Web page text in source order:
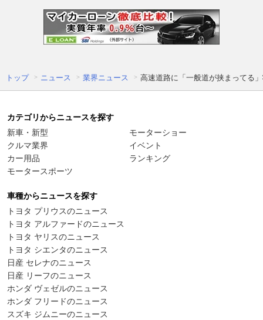
トップ ニュース 業界ニュース 高速道路に「一般道が挟まってる
カテゴリからニュースを探す
新車・新型
クルマ業界
カー用品
モータースポーツ
モーターショー
イベント
ランキング
車種からニュースを探す
トヨタ プリウスのニュース
トヨタ アルファードのニュース
トヨタ ヤリスのニュース
トヨタ シエンタのニュース
日産 セレナのニュース
日産 リーフのニュース
ホンダ ヴェゼルのニュース
ホンダ フリードのニュース
スズキ ジムニーのニュース